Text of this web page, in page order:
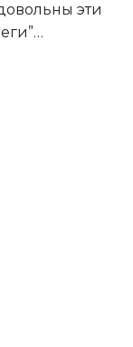
эти